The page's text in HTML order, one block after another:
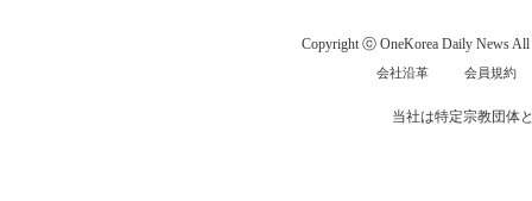
Copyright ⓒ OneKorea Daily News All
会社沿革 会員規約
当社は特定宗教団体